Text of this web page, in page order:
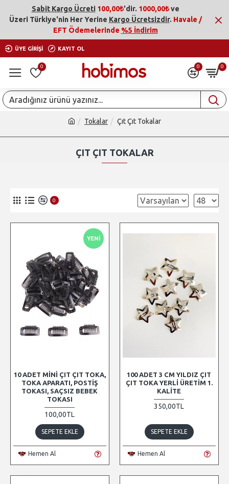
Sabit Kargo Ücreti 100,00₺'dir. 1000,00₺ve
Üzeri Türkiye'nin Her Yerine Kargo Ücretsizdir. Havale /
EFT Ödemelerinde %5 İndirim
ÜYE GIRIŞI KAYIT OL
0 0 0
Tokalar Çıt Çıt Tokalar
ÇIT ÇIT TOKALAR
0
YENI
10 ADET MINI ÇIT ÇIT TOKA,
TOKA APARATI, POSTIŞ
TOKASI, SAÇSIZ BEBEK
TOKASI
100,00TL
SEPETE EKLE
Hemen Al
100 ADET 3 CM YILDIZ ÇIT
ÇIT TOKA YERLI ÜRETIM 1.
KALITE
350,00TL
SEPETE EKLE
Hemen Al